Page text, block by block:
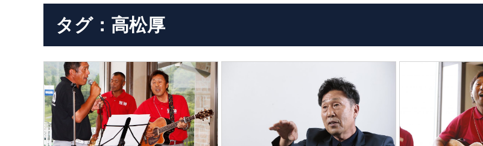
タグ：高松厚